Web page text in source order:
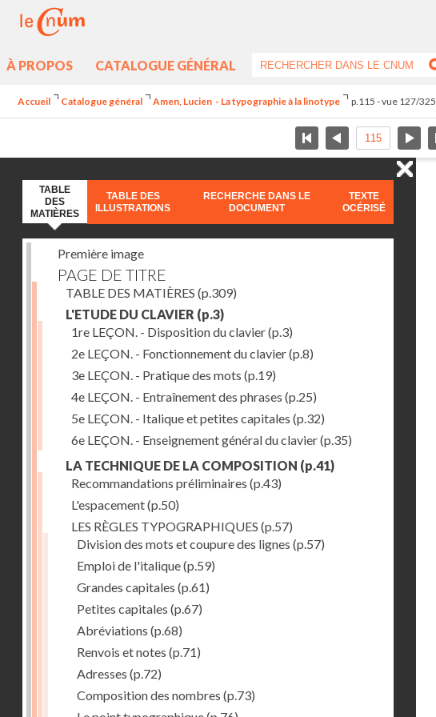
À PROPOS CATALOGUE GÉNÉRAL
Accueil Catalogue général Amen, Lucien - La typographie à la linotype p.115 - vue 127/325
TABLE
DES
MATIÈRES
TABLE DES
ILLUSTRATIONS
RECHERCHE DANS LE
DOCUMENT
TEXTE
OCÉRISÉ
Première image
PAGE DE TITRE
TABLE DES MATIÈRES (p.309)
L'ETUDE DU CLAVIER (p.3)
1re LEÇON. - Disposition du clavier(p.3)
2e LEÇON. - Fonctionnement du clavier(p.8)
3e LEÇON. - Pratique des mots (p.19)
4e LEÇON. - Entraînement des phrases (p.25)
5e LEÇON. - Italique et petites capitales (p.32)
6e LEÇON. - Enseignement général du clavier(p.35)
LA TECHNIQUE DE LA COMPOSITION (p.41)
Recommandations préliminaires (p.43)
L'espacement(p.50)
LES RÈGLES TYPOGRAPHIQUES (p.57)
Division des mots et coupure des lignes (p.57)
Emploi de l'italique(p.59)
Grandes capitales (p.61)
Petites capitales (p.67)
Abréviations (p.68)
Renvois et notes (p.71)
Adresses (p.72)
Composition des nombres (p.73)